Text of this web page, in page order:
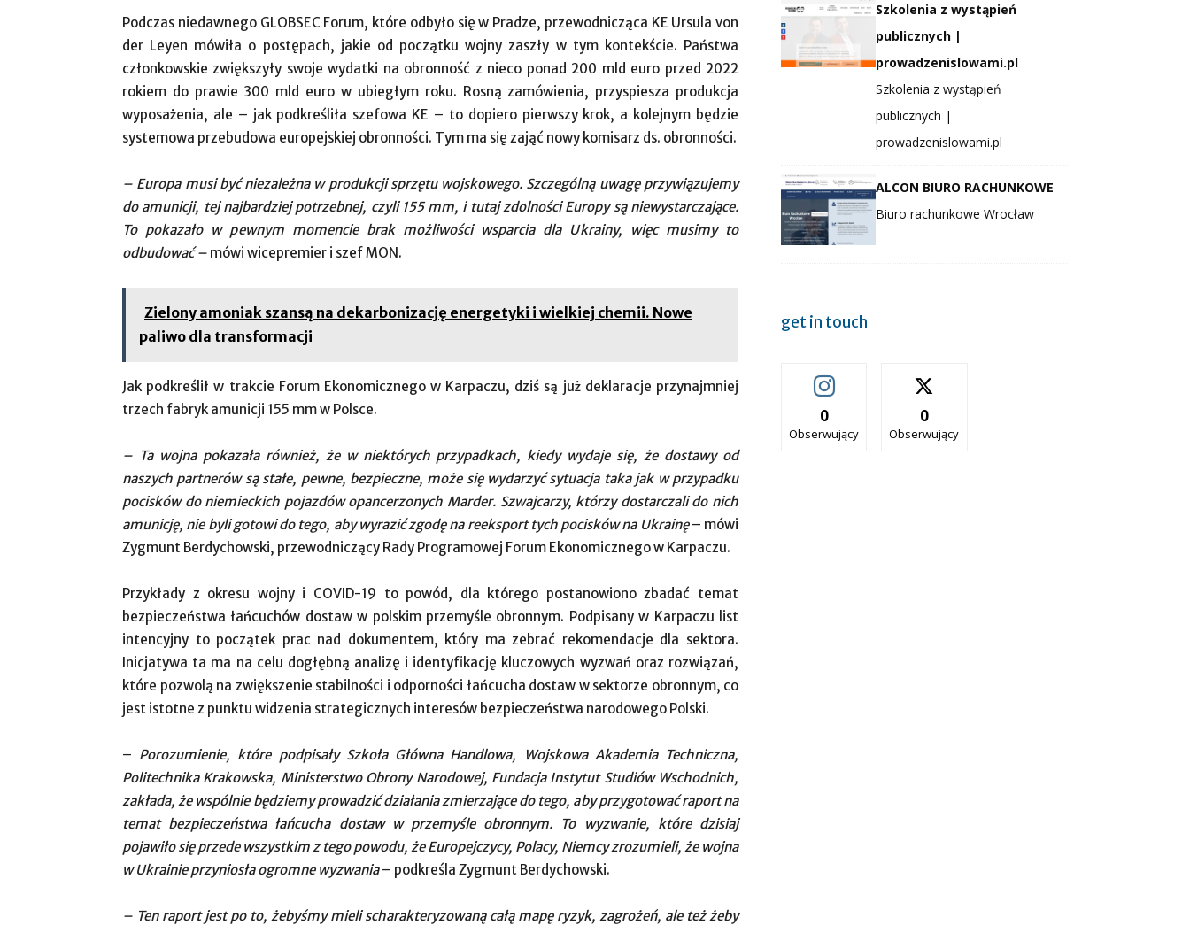
Podczas niedawnego GLOBSEC Forum, które odbyło się w Pradze, przewodnicząca KE Ursula von
der Leyen mówiła o postępach, jakie od początku wojny zaszły w tym kontekście. Państwa
członkowskie zwiększyły swoje wydatki na obronność z nieco ponad 200 mld euro przed 2022
rokiem do prawie 300 mld euro w ubiegłym roku. Rosną zamówienia, przyspiesza produkcja
wyposażenia, ale – jak podkreśliła szefowa KE – to dopiero pierwszy krok, a kolejnym będzie
systemowa przebudowa europejskiej obronności. Tym ma się zająć nowy komisarz ds. obronności.
– Europa musi być niezależna w produkcji sprzętu wojskowego. Szczególną uwagę przywiązujemy
do amunicji, tej najbardziej potrzebnej, czyli 155 mm, i tutaj zdolności Europy są niewystarczające.
To pokazało w pewnym momencie brak możliwości wsparcia dla Ukrainy, więc musimy to
odbudować – mówi wicepremier i szef MON.
Zielony amoniak szansą na dekarbonizację energetyki i wielkiej chemii. Nowe
paliwo dla transformacji
Jak podkreślił w trakcie Forum Ekonomicznego w Karpaczu, dziś są już deklaracje przynajmniej
trzech fabryk amunicji 155 mm w Polsce.
– Ta wojna pokazała również, że w niektórych przypadkach, kiedy wydaje się, że dostawy od
naszych partnerów są stałe, pewne, bezpieczne, może się wydarzyć sytuacja taka jak w przypadku
pocisków do niemieckich pojazdów opancerzonych Marder. Szwajcarzy, którzy dostarczali do nich
amunicję, nie byli gotowi do tego, aby wyrazić zgodę na reeksport tych pocisków na Ukrainę– mówi
Zygmunt Berdychowski, przewodniczący Rady Programowej Forum Ekonomicznego w Karpaczu.
Przykłady z okresu wojny i COVID-19 to powód, dla którego postanowiono zbadać temat
bezpieczeństwa łańcuchów dostaw w polskim przemyśle obronnym. Podpisany w Karpaczu list
intencyjny to początek prac nad dokumentem, który ma zebrać rekomendacje dla sektora.
Inicjatywa ta ma na celu dogłębną analizę i identyfikację kluczowych wyzwań oraz rozwiązań,
które pozwolą na zwiększenie stabilności i odporności łańcucha dostaw w sektorze obronnym, co
jest istotne z punktu widzenia strategicznych interesów bezpieczeństwa narodowego Polski.
– Porozumienie, które podpisały Szkoła Główna Handlowa, Wojskowa Akademia Techniczna,
Politechnika Krakowska, Ministerstwo Obrony Narodowej, Fundacja Instytut Studiów Wschodnich,
zakłada, że wspólnie będziemy prowadzić działania zmierzające do tego, aby przygotować raport na
temat bezpieczeństwa łańcucha dostaw w przemyśle obronnym. To wyzwanie, które dzisiaj
pojawiło się przede wszystkim z tego powodu, że Europejczycy, Polacy, Niemcy zrozumieli, że wojna
w Ukrainie przyniosła ogromne wyzwania– podkreśla Zygmunt Berdychowski.
– Ten raport jest po to, żebyśmy mieli scharakteryzowaną całą mapę ryzyk, zagrożeń, ale też żeby
Szkolenia z wystąpień
publicznych |
prowadzenislowami.pl
Szkolenia z wystąpień
publicznych |
prowadzenislowami.pl
ALCON BIURO RACHUNKOWE
Biuro rachunkowe Wrocław
get in touch
0
Obserwujący
0
Obserwujący